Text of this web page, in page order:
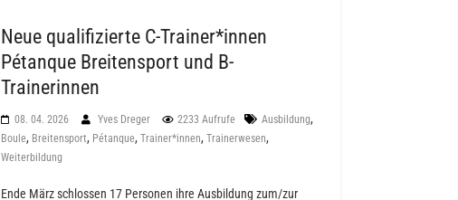
Neue qualifizierte C-Trainer*innen
Pétanque Breitensport und B-
Trainerinnen
08. 04. 2026 Yves Dreger 2233 Aufrufe Ausbildung,
Boule, Breitensport, Pétanque,Trainer*innen,Trainerwesen,
Weiterbildung
Ende März schlossen 17 Personen ihre Ausbildung zum/zur